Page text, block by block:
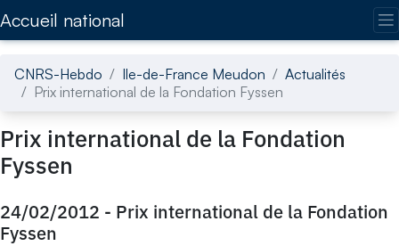
Accueil national
CNRS-Hebdo Ile-de-France Meudon
Actualités
Prix international de la Fondation Fyssen
Prix international de la Fondation
Fyssen
24/02/2012 - Prix international de la Fondation
Fyssen